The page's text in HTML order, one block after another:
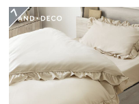
ス
に
て